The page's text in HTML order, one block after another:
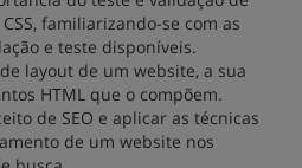
familiarizando-se com as
e teste disponíveis.
layout de um website, a sua
HTML que o compõem.
de SEO e aplicar as técnicas
de um website nos